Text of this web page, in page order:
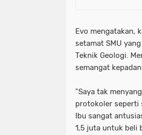
Evo mengatakan,
setamat SMU
Teknik Geologi.
semangat
"Saya tak
protokoler seperti
Ibu sangat
1,5 juta untuk beli